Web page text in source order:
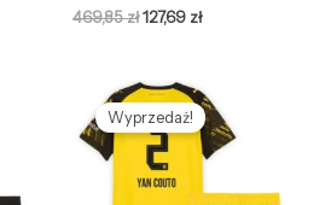
469,85zł127,69 zł
Wyprzedaż!
Pierwotna
cena
wynosiła:
469,85 zł.
Aktualna
cena
wynosi:
127,69 zł.